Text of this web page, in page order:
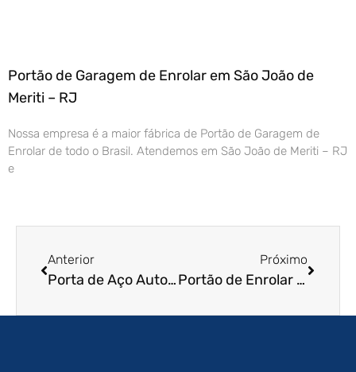
Portão de Garagem de Enrolar em São João de
Meriti – RJ
Nossa empresa é a maior fábrica de Portão de Garagem de
Enrolar de todo o Brasil. Atendemos em São João de Meriti – RJ
e
Anterior
Porta de Aço Automática em Embu – SP
Próximo
Portão de Enrolar Residencial em Itanhaem – SP